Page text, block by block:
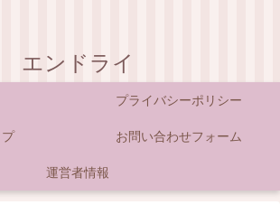
エンドライ
プライバシーポリシー
お問い合わせフォーム
運営者情報